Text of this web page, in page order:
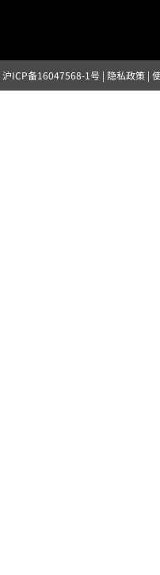
沪ICP备16047568-1号 | 隐私政策|